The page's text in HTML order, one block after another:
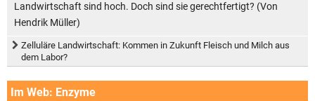
Landwirtschaft sind hoch. Doch sind sie gerechtfertigt? (Von
Hendrik Müller)
Zelluläre Landwirtschaft: Kommen in Zukunft Fleisch und Milch aus
dem Labor?
Im Web: Enzyme